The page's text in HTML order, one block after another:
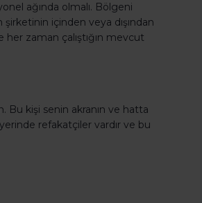
ağında olmalı. Bölgeni
şirketinin içinden veya dışından
zaman çalıştığın mevcut
Bu kişi senin akranın ve hatta
refakatçiler vardır ve bu